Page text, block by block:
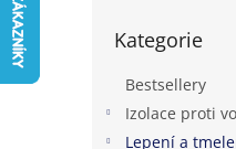
kategorie
Kategorie
Bestsellery
Izolace proti
Lepení a